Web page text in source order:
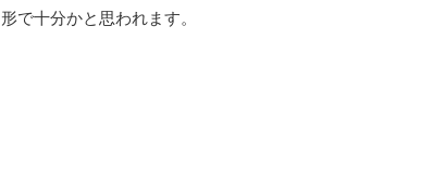
形で十分かと思われます。